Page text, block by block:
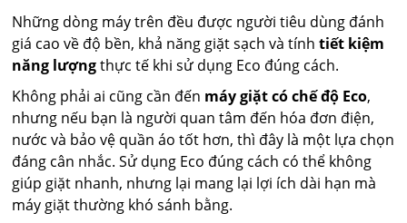
Những dòng máy trên đều được người tiêu dùng đánh
giá cao về độ bền, khả năng giặt sạch và tínhtiết kiệm
năng lượngthực tế khi sử dụng Eco đúng cách.
Không phải ai cũng cần đến máy giặt có chế độ Eco,
nhưng nếu bạn là người quan tâm đến hóa đơn điện,
nước và bảo vệ quần áo tốt hơn, thì đây là một lựa chọn
đáng cân nhắc. Sử dụng Eco đúng cách có thể không
giúp giặt nhanh, nhưng lại mang lại lợi ích dài hạn mà
máy giặt thường khó sánh bằng.